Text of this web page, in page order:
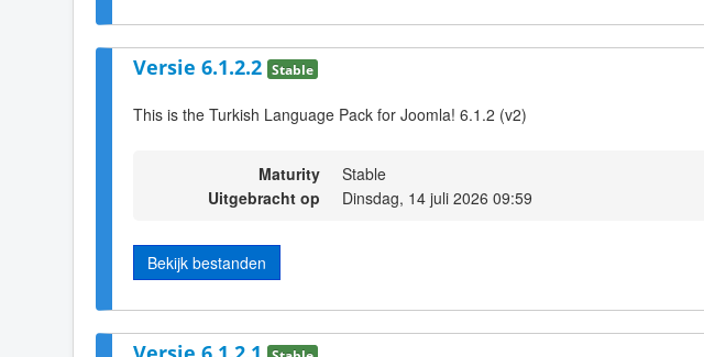
Versie 6.1.2.2 Stable
This is the Turkish Language Pack for Joomla! 6.1.2 (v2)
Maturity
Stable
Uitgebracht op
Dinsdag, 14 juli 2026 09:59
Bekijk bestanden